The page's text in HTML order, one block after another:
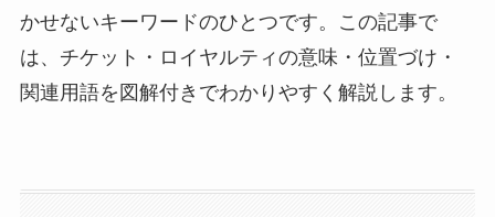
かせないキーワードのひとつです。この記事で
は、チケット・ロイヤルティの意味・位置づけ・
関連用語を図解付きでわかりやすく解説します。